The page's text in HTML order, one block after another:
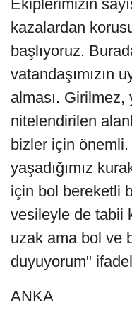
Ekiplerimizin
kazalardan
başlıyoruz.
vatandaşımızın
alması.
nitelendirilen
bizler için önemli.
yaşadığımız
için bol bereketli
vesileyle de tabii
uzak ama bol ve
duyuyorum"
ANKA